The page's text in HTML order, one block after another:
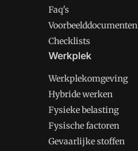
Faq's
Voorbeelddocumenten
Checklists
Werkplek
Werkplekomgeving
Hybride werken
Fysieke belasting
Fysische factoren
Gevaarlijke stoffen